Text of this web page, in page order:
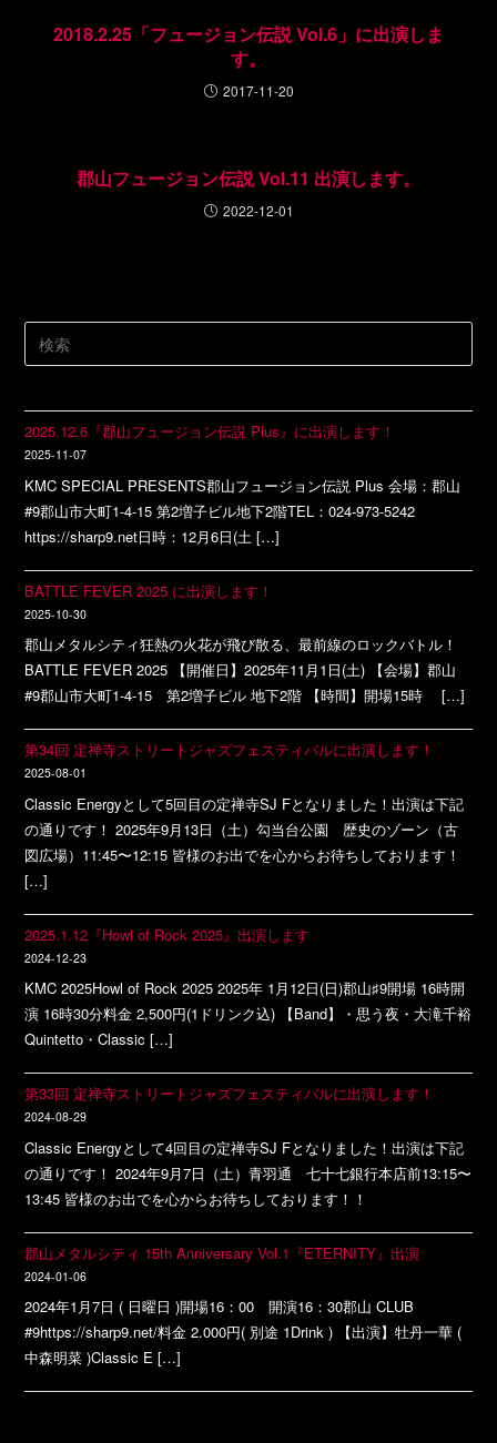
2018.2.25「フュージョン伝説 Vol.6」に出演しま
す。
2017-11-20
郡山フュージョン伝説 Vol.11 出演します。
2022-12-01
2025.12.6『郡山フュージョン伝説 Plus』に出演します！
2025-11-07
KMC SPECIAL PRESENTS郡山フュージョン伝説 Plus 会場：郡山
#9郡山市大町1-4-15 第2増子ビル地下2階TEL：024-973-5242
https://sharp9.net日時：12月6日(土 […]
BATTLE FEVER 2025 に出演します！
2025-10-30
郡山メタルシティ狂熱の火花が飛び散る、最前線のロックバトル！
BATTLE FEVER 2025 【開催日】2025年11月1日(土) 【会場】郡山
#9郡山市大町1-4-15 第2増子ビル 地下2階 【時間】開場15時 […]
第34回 定禅寺ストリートジャズフェスティバルに出演します！
2025-08-01
Classic Energyとして5回目の定禅寺SJ Fとなりました！出演は下記
の通りです！ 2025年9月13日（土）勾当台公園 歴史のゾーン（古
図広場）11:45〜12:15 皆様のお出でを心からお待ちしております！
[…]
2025.1.12『Howl of Rock 2025』出演します
2024-12-23
KMC 2025Howl of Rock 2025 2025年 1月12日(日)郡山♯9開場 16時開
演 16時30分料金 2,500円(1ドリンク込) 【Band】・思う夜・大滝千裕
Quintetto・Classic […]
第33回 定禅寺ストリートジャズフェスティバルに出演します！
2024-08-29
Classic Energyとして4回目の定禅寺SJ Fとなりました！出演は下記
の通りです！ 2024年9月7日（土）青羽通 七十七銀行本店前13:15〜
13:45 皆様のお出でを心からお待ちしております！！
郡山メタルシティ 15th Anniversary Vol.1『ETERNITY』出演
2024-01-06
2024年1月7日 ( 日曜日 )開場16：00 開演16：30郡山 CLUB
#9https://sharp9.net/料金 2.000円( 別途 1Drink ) 【出演】牡丹一華 (
中森明菜 )Classic E […]